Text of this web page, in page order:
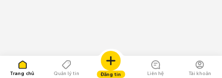
Trang chủ Quản lý tin Đăng tin Liên hệ Tài khoản